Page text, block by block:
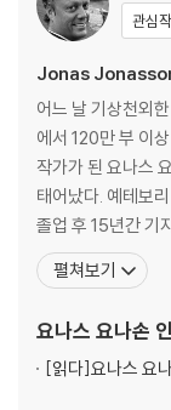
다. 내용은 생략된
기도 커지는 것이 보
노년층이 책을 집어
추장스럽지 않아야
들의 책을 소유할 때
시 중요한 고려 사항
해 접근성과 심미성
이다.
어난 주인공이 살아
다. 급변하는 현대사
관심
Jonas
어느 날 기상천외
에서 120만 부 이
작가가 된 요나스
태어났다. 예테보
졸업 후 15년간 기
를 설립, 직원 1백
인 허리 통증으로
다. 2007년 스위
펼쳐보기
요나스 요나손
[읽다]요나스 요